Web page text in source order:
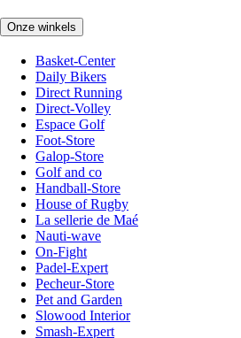
Onze winkels
Basket-Center
Daily Bikers
Direct Running
Direct-Volley
Espace Golf
Foot-Store
Galop-Store
Golf and co
Handball-Store
House of Rugby
La sellerie de Maé
Nauti-wave
On-Fight
Padel-Expert
Pecheur-Store
Pet and Garden
Slowood Interior
Smash-Expert